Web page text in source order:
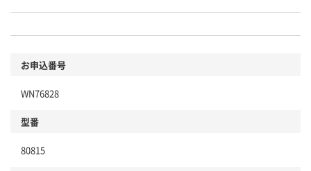
お申込番号
WN76828
型番
80815